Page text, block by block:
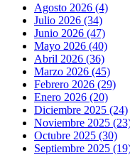
Agosto 2026 (4)
Julio 2026 (34)
Junio 2026 (47)
Mayo 2026 (40)
Abril 2026 (36)
Marzo 2026 (45)
Febrero 2026 (29)
Enero 2026 (20)
Diciembre 2025 (24)
Noviembre 2025
Octubre 2025 (30)
Septiembre 2025